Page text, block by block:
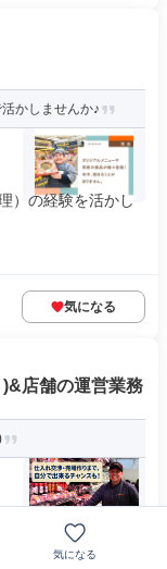
かしませんか♪
）の経験を活かし
気になる
店舗の運営業務
＝＝＝＝＝＝＝＝
気になる